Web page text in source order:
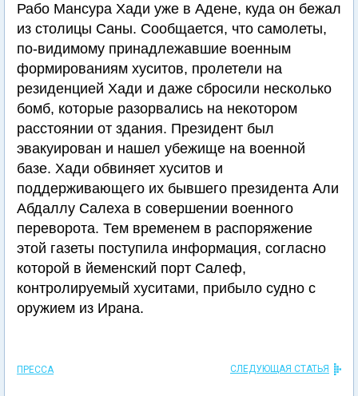
Рабо Мансура Хади уже в Адене, куда он бежал
из столицы Саны. Сообщается, что самолеты,
по-видимому принадлежавшие военным
формированиям хуситов, пролетели на
резиденцией Хади и даже сбросили несколько
бомб, которые разорвались на некотором
расстоянии от здания. Президент был
эвакуирован и нашел убежище на военной
базе. Хади обвиняет хуситов и
поддерживающего их бывшего президента Али
Абдаллу Салеха в совершении военного
переворота. Тем временем в распоряжение
этой газеты поступила информация, согласно
которой в йеменский порт Салеф,
контролируемый хуситами, прибыло судно с
оружием из Ирана.
ПРЕССА СЛЕДУЮЩАЯ СТАТЬЯ